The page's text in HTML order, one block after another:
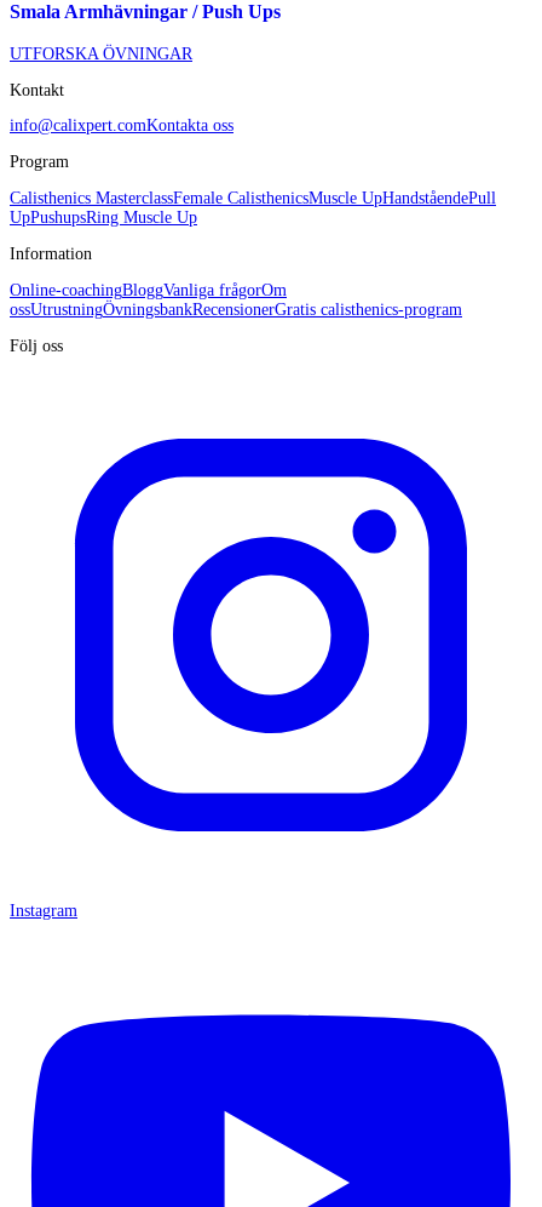
Smala Armhävningar / Push Ups
UTFORSKA ÖVNINGAR
Kontakt
info@calixpert.comKontakta oss
Program
Calisthenics MasterclassFemale CalisthenicsMuscle UpHandståendePull
UpPushupsRing Muscle Up
Information
Online-coachingBloggVanliga frågorOm
ossUtrustningÖvningsbankRecensionerGratis calisthenics-program
Följ oss
Instagram